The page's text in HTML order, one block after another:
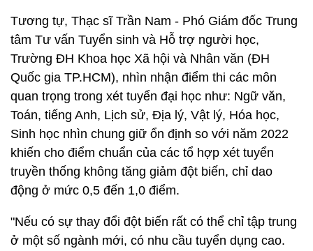
Tương tự, Thạc sĩ Trần Nam - Phó Giám đốc Trung
tâm Tư vấn Tuyển sinh và Hỗ trợ người học,
Trường ĐH Khoa học Xã hội và Nhân văn (ĐH
Quốc gia TP.HCM), nhìn nhận điểm thi các môn
quan trọng trong xét tuyển đại học như: Ngữ văn,
Toán, tiếng Anh, Lịch sử, Địa lý, Vật lý, Hóa học,
Sinh học nhìn chung giữ ổn định so với năm 2022
khiến cho điểm chuẩn của các tổ hợp xét tuyển
truyền thống không tăng giảm đột biến, chỉ dao
động ở mức 0,5 đến 1,0 điểm.
"Nếu có sự thay đổi đột biến rất có thể chỉ tập trung
ở một số ngành mới, có nhu cầu tuyển dụng cao.